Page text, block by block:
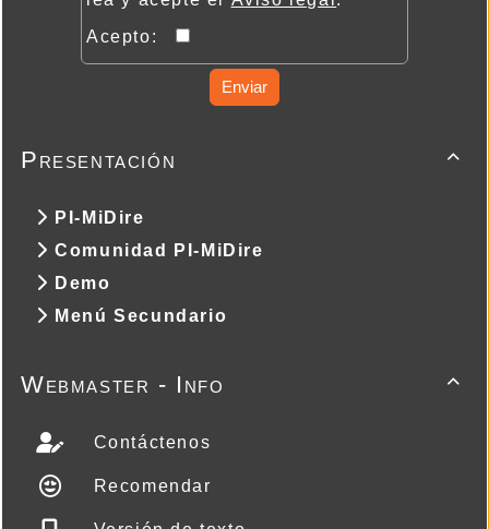
Acepto:
Enviar

Presentación
PI-MiDire
Comunidad PI-MiDire
Demo
Menú Secundario

Webmaster - Info
Contáctenos
Recomendar